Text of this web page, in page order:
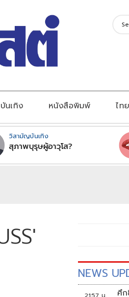
บันเทิง หนังสือพิมพ์ ไท
วิสามัญบันเทิง
สุภาพบุรุษผู้อาวุโส?
NEWS
ศึ